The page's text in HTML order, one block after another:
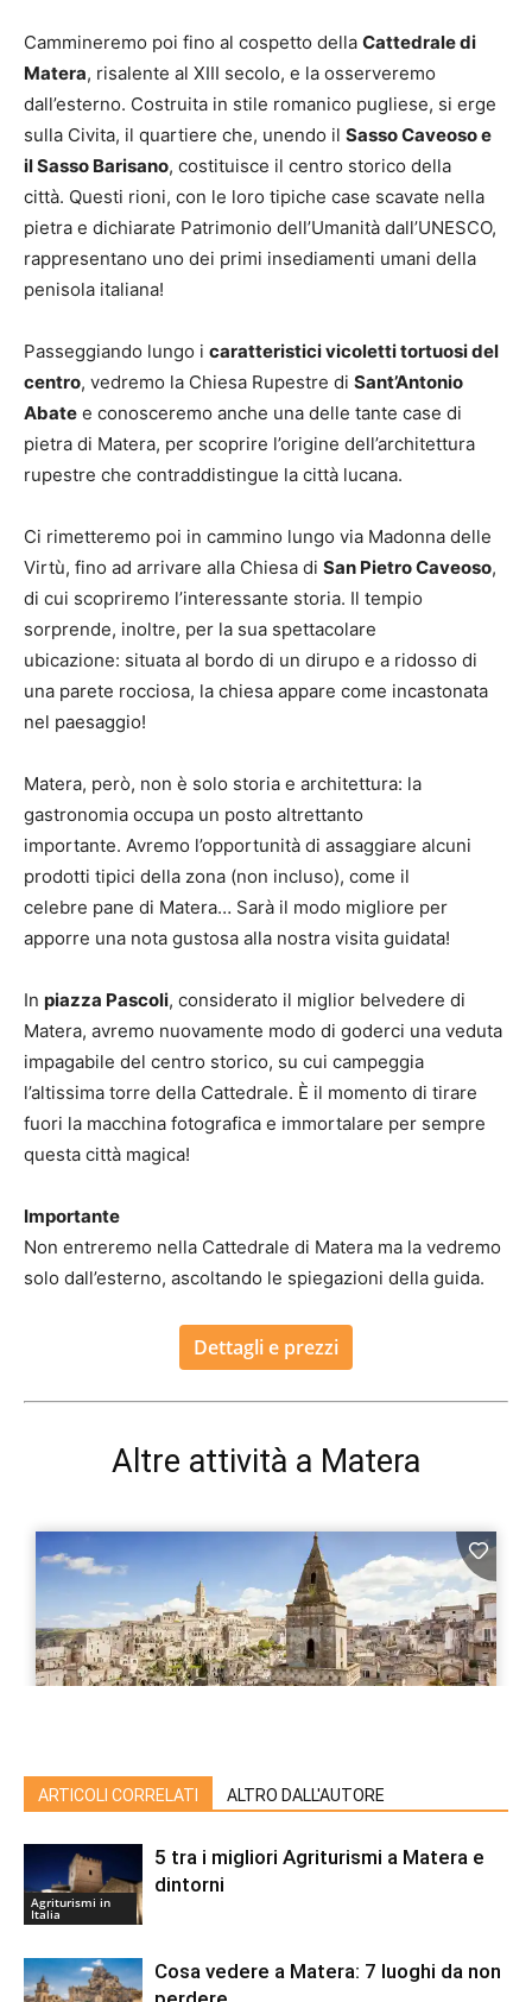
Cammineremo poi fino al cospetto della Cattedrale di
Matera, risalente al XIII secolo, e la osserveremo
dall’esterno. Costruita in stile romanico pugliese, si erge
sulla Civita, il quartiere che, unendo il Sasso Caveoso e
il Sasso Barisano, costituisce il centro storico della
città. Questi rioni, con le loro tipiche case scavate nella
pietra e dichiarate Patrimonio dell’Umanità dall’UNESCO,
rappresentano uno dei primi insediamenti umani della
penisola italiana!
Passeggiando lungo i caratteristici vicoletti tortuosi del
centro, vedremo la Chiesa Rupestre di Sant’Antonio
Abate e conosceremo anche una delle tante case di
pietra di Matera, per scoprire l’origine dell’architettura
rupestre che contraddistingue la città lucana.
Ci rimetteremo poi in cammino lungo via Madonna delle
Virtù, fino ad arrivare alla Chiesa di San Pietro Caveoso,
di cui scopriremo l’interessante storia. Il tempio
sorprende, inoltre, per la sua spettacolare
ubicazione: situata al bordo di un dirupo e a ridosso di
una parete rocciosa, la chiesa appare come incastonata
nel paesaggio!
Matera, però, non è solo storia e architettura: la
gastronomia occupa un posto altrettanto
importante. Avremo l’opportunità di assaggiare alcuni
prodotti tipici della zona (non incluso), come il
celebre pane di Matera… Sarà il modo migliore per
apporre una nota gustosa alla nostra visita guidata!
In piazza Pascoli, considerato il miglior belvedere di
Matera, avremo nuovamente modo di goderci una veduta
impagabile del centro storico, su cui campeggia
l’altissima torre della Cattedrale. È il momento di tirare
fuori la macchina fotografica e immortalare per sempre
questa città magica!
Importante
Non entreremo nella Cattedrale di Matera ma la vedremo
solo dall’esterno, ascoltando le spiegazioni della guida.
Dettagli e prezzi
Altre attività a Matera
ARTICOLI CORRELATI ALTRO DALL'AUTORE
Agriturismi in
Italia
5 tra i migliori Agriturismi a Matera e
dintorni
Cosa vedere a Matera: 7 luoghi da non